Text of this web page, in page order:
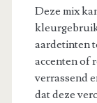
Deze mix
aardetinten
accenten of
verrassend
dat deze